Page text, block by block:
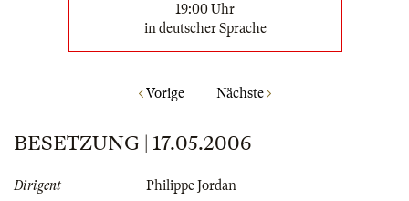
19:00 Uhr
in deutscher Sprache
Vorige Nächste
BESETZUNG | 17.05.2006
Dirigent
Philippe Jordan